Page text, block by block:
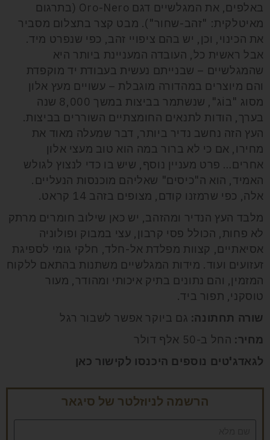
באלפים, את המגלשיים דגם Oro-Nero (בתרגום
מאיטלקית: "זהב-שחור"). מבט קצר בתצלום מסביר
את הכינוי, וכן, יש בהם ציפויי זהב, כפי שנפרט מיד.
אבל ראשית כל, העובדה המעניינת ביותר היא
שהמגלשיים – שבנייתם נעשית בעבודת יד מוקפדת
והם מיוצרים במהדורה מוגבלת – עשויים מעץ אלון
מסוג "בוֹג", שנשתמר בביצות במשך 8,000 שנה
בערך, הודות לתנאים החומצתיים השוררים בביצות.
העץ הזה נחשב נדיר ביותר, דבר שמעלה מאוד את
מחירו, אם כי לא ברור במה הוא טוב מעצי אלון
אחרים… פרט מעניין נוסף, שיש בו כדי לנצוץ לגולש
האמיד, הוא ה"כיסים" שאליהם מוכנסות הנעליים.
אלה, כפי שרמזנו קודם, מצופים בזהב 14 קראט.
מלבד העץ הנדיר ומהזהב, יש כאן שילוב חומרים מרתק
לא פחות, הכולל פסי קרבון, עצי במבוק ופולוניה
אסיאתיים, קצוות מפלדת אל-חלד, חלקי גומי לספיגת
זעזועים ועוד. מידות המגלשיים משתנות בהתאם ללקוח
המזמין, והם נתונים בתיק איכותי ומהודר, מעור
טוסקני, תפור ביד.
שורה תחתונה: גם ביוקר אפשר לשבור רגל
מחיר: החל ב-50 אלף דולר
לגאדג'טים נוספים היכנסו לקישור כאן
הרשמה לניוזלטר של סיגאר